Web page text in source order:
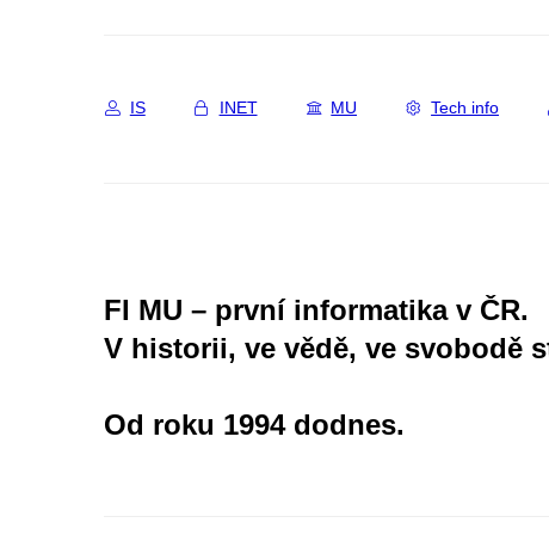
IS INET MU Tech info
FI MU – první informatika v ČR.
V historii, ve vědě, ve svobodě
Od roku 1994 dodnes.